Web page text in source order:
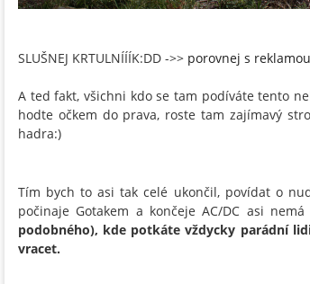
SLUŠNEJ KRTULNÍÍÍK:DD ->> porovnej s
A ted fakt, všichni kdo se tam podíváte tento
hodte očkem do prava, roste tam zajímavý
hadra:)
Tím bych to asi tak celé ukončil, povídat o
počinaje Gotakem a končeje AC/DC asi nemá
podobného), kde potkáte vždycky parádní
vracet.